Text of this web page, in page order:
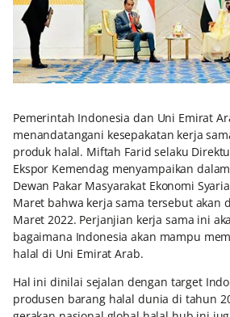
Pemerintah Indonesia dan Uni Emirat
menandatangani kesepakatan kerja
produk halal. Miftah Farid selaku
Ekspor Kemendag menyampaikan
Dewan Pakar Masyarakat Ekonomi
Maret bahwa kerja sama tersebut akan
Maret 2022. Perjanjian kerja sama ini
bagaimana Indonesia akan mampu
halal di Uni Emirat Arab.
Hal ini dinilai sejalan dengan target
produsen barang halal dunia di tahun